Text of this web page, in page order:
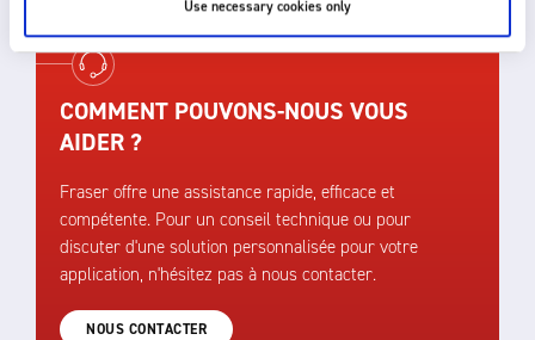
Use necessary cookies only
COMMENT POUVONS-NOUS VOUS
AIDER ?
Fraser offre une assistance rapide, efficace et
compétente. Pour un conseil technique ou pour
discuter d'une solution personnalisée pour votre
application, n'hésitez pas à nous contacter.
NOUS CONTACTER